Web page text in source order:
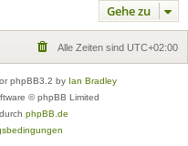
Gehe zu
Alle Zeiten sind UTC+02:00
phpBB3.2 by Ian Bradley
© phpBB Limited
phpBB.de